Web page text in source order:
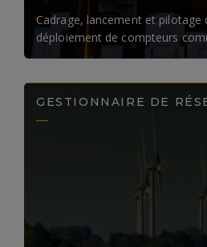
Cadrage, lancement et pilotage
déploiement de compteurs
GESTIONNAIRE DE